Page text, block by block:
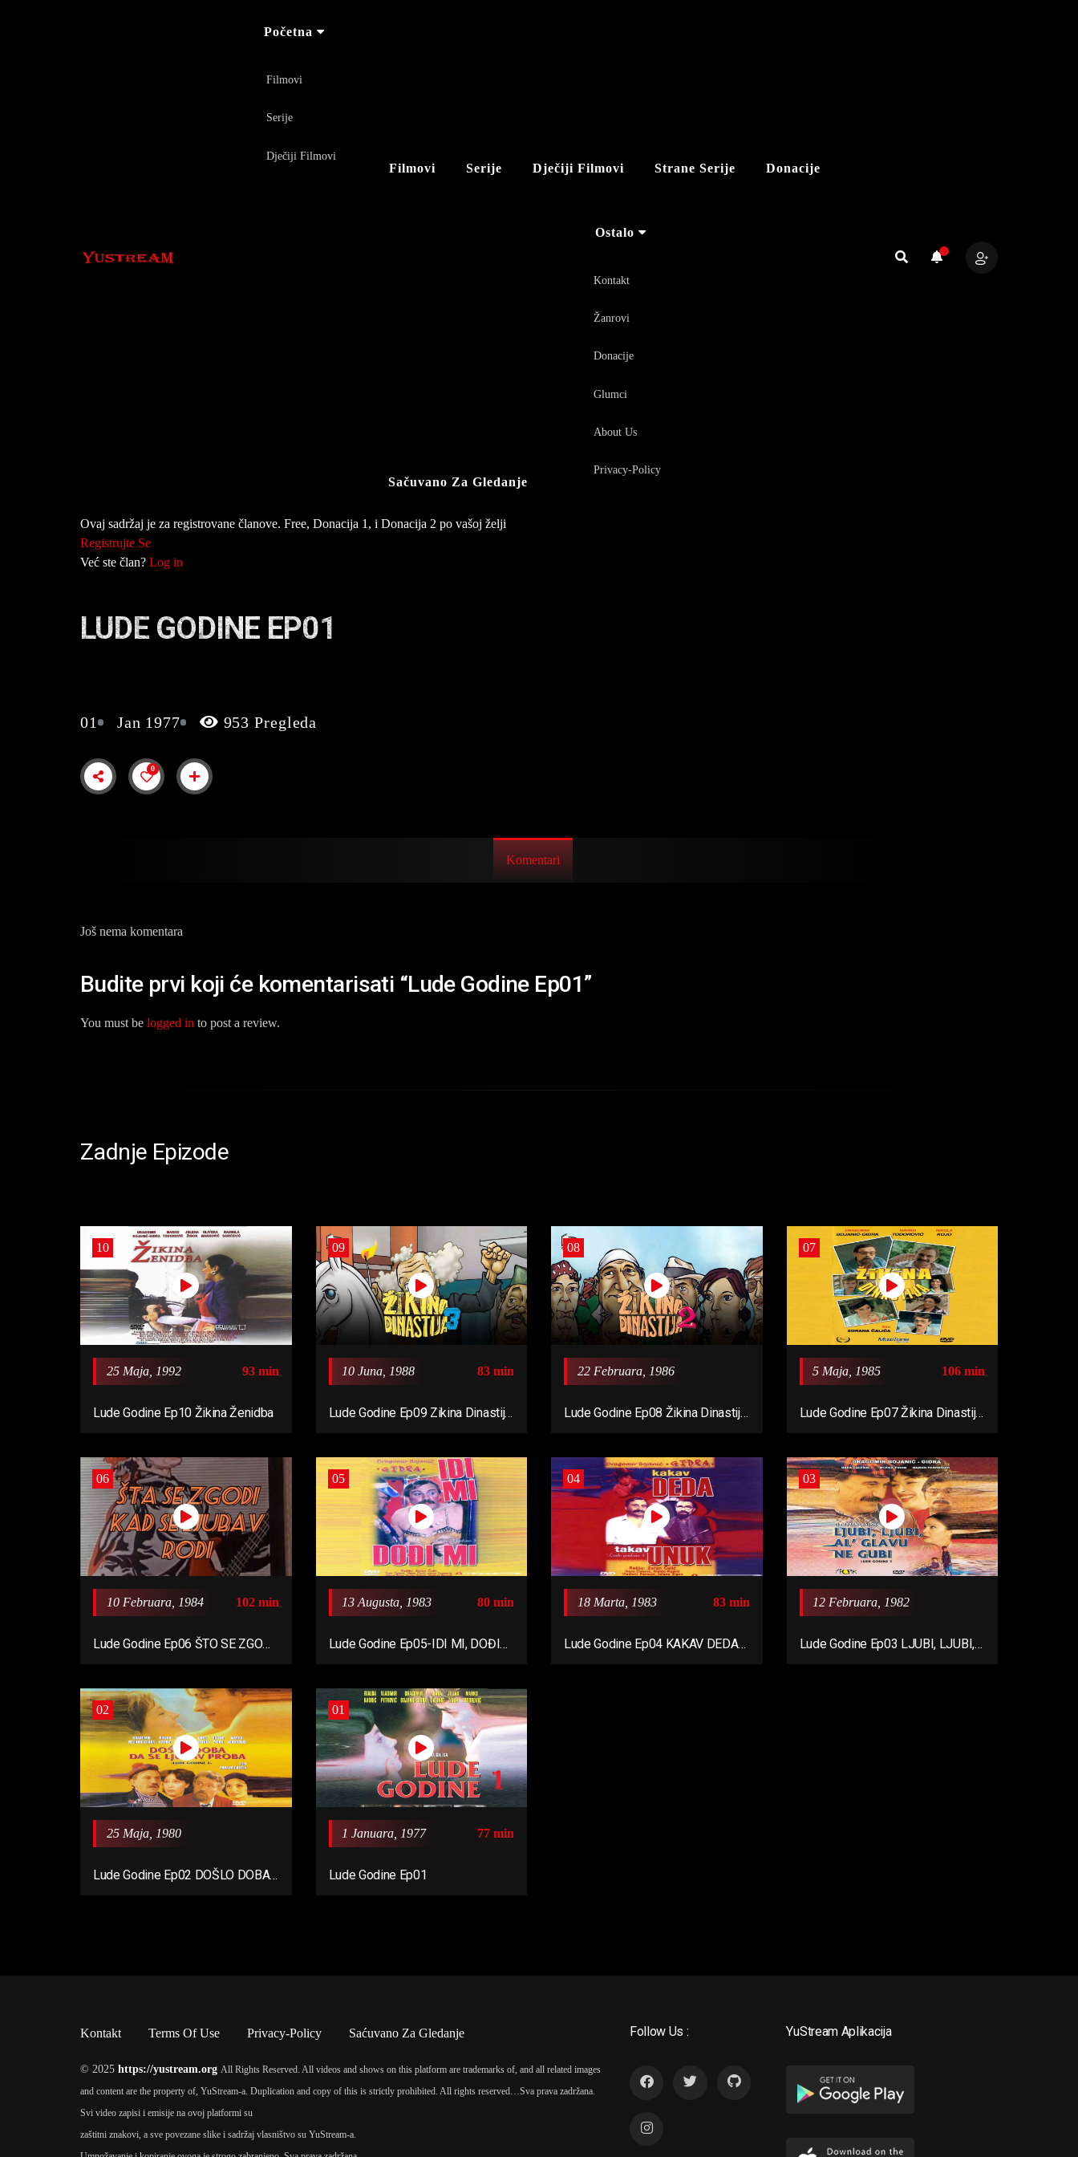
Početna
Filmovi
Serije
Dječiji Filmovi
Filmovi Serije Dječiji Filmovi Strane Serije Donacije
Sačuvano Za Gledanje
Ostalo
Kontakt
Žanrovi
Donacije
Glumci
About Us
Privacy-Policy
Ovaj sadržaj je za registrovane članove. Free, Donacija 1, i Donacija 2 po vašoj želji
Registrujte Se
Već ste član? Log in
LUDE GODINE EP01
01 Jan 1977 953 Pregleda
0
Komentari
Još nema komentara
Budite prvi koji će komentarisati “Lude Godine Ep01”
You must be logged in to post a review.
Zadnje Epizode
10
25 Maja, 1992 93 min
Lude Godine Ep10 Žikina Ženidba
09
10 Juna, 1988 83 min
Lude Godine Ep09 Zikina Dinastija
08
22 Februara, 1986
Lude Godine Ep08 Žikina Dinastija
07
5 Maja, 1985 106 min
Lude Godine Ep07 Žikina Dinastija
06
10 Februara, 1984 102 min
Lude Godine Ep06 ŠTO SE ZGODI
05
13 Augusta, 1983 80 min
Lude Godine Ep05-IDI MI, DOĐI
04
18 Marta, 1983 83 min
Lude Godine Ep04 KAKAV DEDA
03
12 Februara, 1982
Lude Godine Ep03 LJUBI, LJUBI,
02
25 Maja, 1980
Lude Godine Ep02 DOŠLO DOBA
01
1 Januara, 1977 77 min
Lude Godine Ep01
Kontakt Terms Of Use Privacy-Policy Saćuvano Za Gledanje
© 2025 https://yustream.org All Rights Reserved. All videos and shows on this platform are trademarks of, and all related images
and content are the property of, YuStream-a. Duplication and copy of this is strictly prohibited. All rights reserved…Sva prava zadržana.
Svi video zapisi i emisije na ovoj platformi su
zaštitni znakovi, a sve povezane slike i sadržaj vlasništvo su YuStream-a.
Follow Us : YuStream Aplikacija